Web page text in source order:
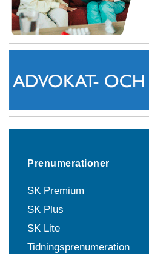
Prenumerationer
SK Premium
SK Plus
SK Lite
Tidningsprenumeration